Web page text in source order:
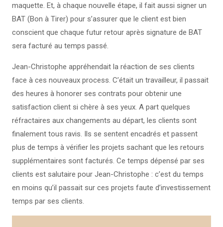
maquette. Et, à chaque nouvelle étape, il fait aussi signer un
BAT (Bon à Tirer) pour s’assurer que le client est bien
conscient que chaque futur retour après signature de BAT
sera facturé au temps passé.
Jean-Christophe appréhendait la réaction de ses clients
face à ces nouveaux process. C’était un travailleur, il passait
des heures à honorer ses contrats pour obtenir une
satisfaction client si chère à ses yeux. A part quelques
réfractaires aux changements au départ, les clients sont
finalement tous ravis. Ils se sentent encadrés et passent
plus de temps à vérifier les projets sachant que les retours
supplémentaires sont facturés. Ce temps dépensé par ses
clients est salutaire pour Jean-Christophe : c’est du temps
en moins qu’il passait sur ces projets faute d’investissement
temps par ses clients.